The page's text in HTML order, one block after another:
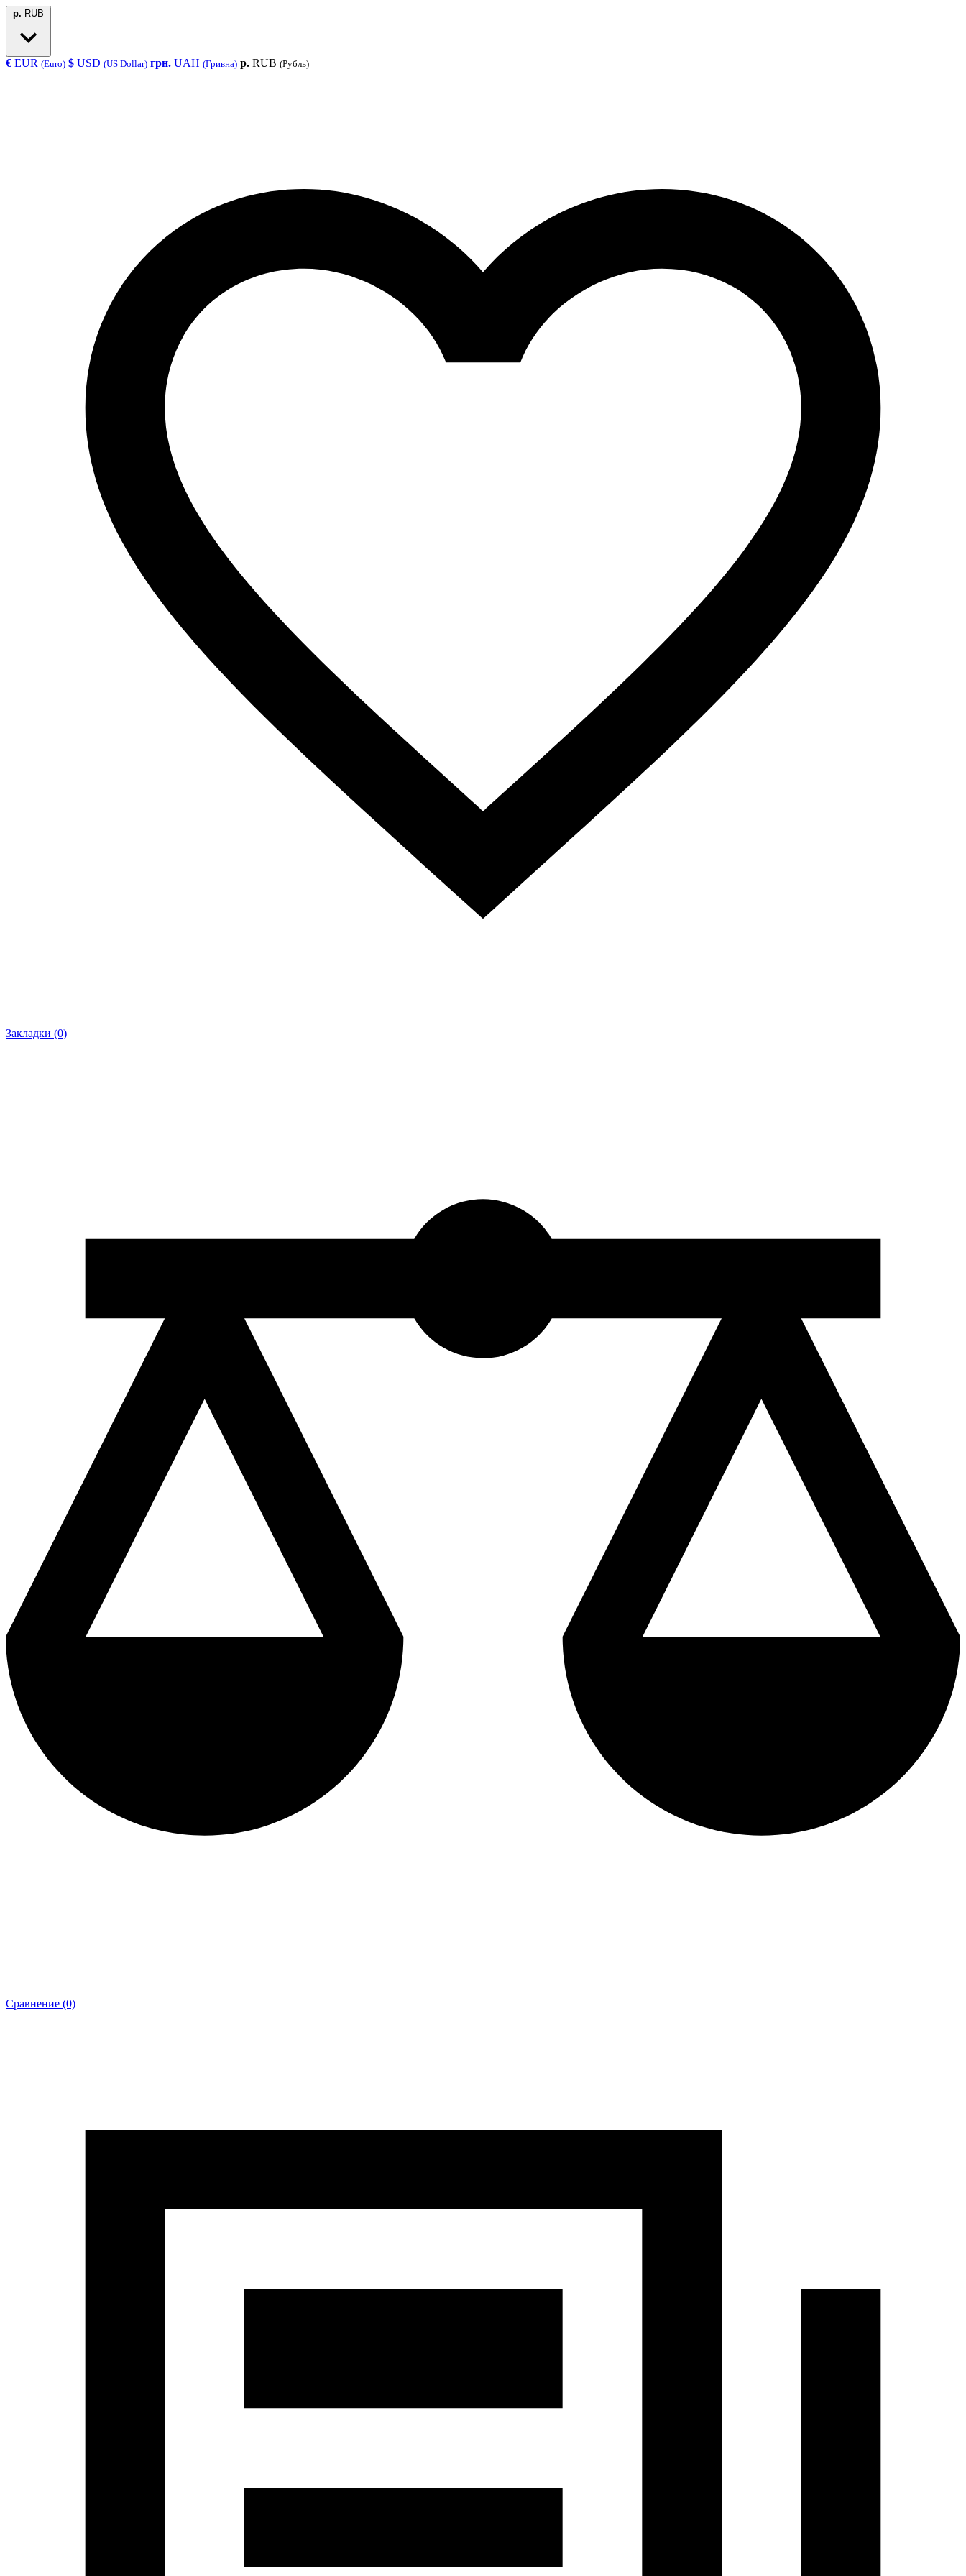
р. RUB
€ EUR (Euro) $ USD (US Dollar) грн. UAH (Гривна) р. RUB (Рубль)
Закладки (0)
Сравнение (0)